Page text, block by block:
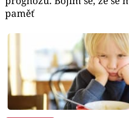
paměť